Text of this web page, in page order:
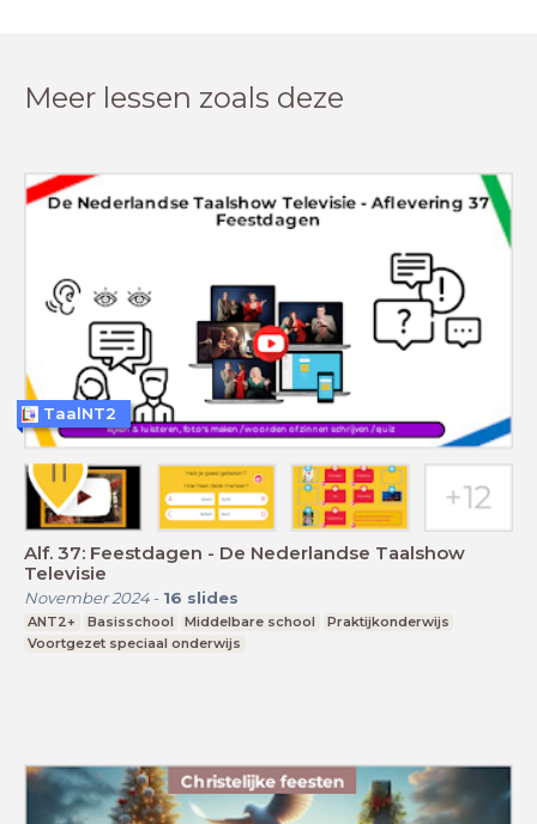
Meer lessen zoals deze
Alf. 37: Feestdagen - De Nederlandse Taalshow
Televisie
November 2024- 16 slides
ANT2+ Basisschool Middelbare school
Praktijkonderwijs
Voortgezet speciaal onderwijs
TaalNT2